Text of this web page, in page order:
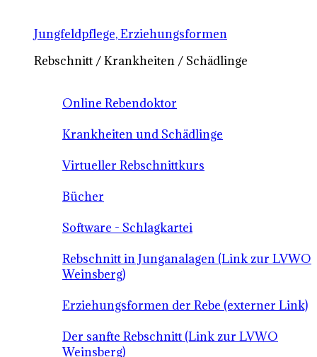
Jungfeldpflege, Erziehungsformen
Rebschnitt / Krankheiten / Schädlinge
Online Rebendoktor
Krankheiten und Schädlinge
Virtueller Rebschnittkurs
Bücher
Software - Schlagkartei
Rebschnitt in Junganalagen (Link zur LVWO
Weinsberg)
Erziehungsformen der Rebe (externer Link)
Der sanfte Rebschnitt (Link zur LVWO
Weinsberg)